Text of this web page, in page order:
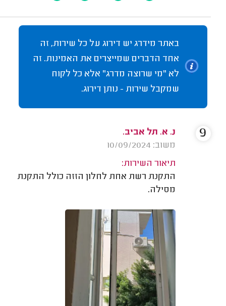
באתר מידרג יש דירוג על כל שירות, זה
אחד הדברים שמייצרים את האמינות. זה
לא "מי שרוצה מדרג" אלא כל לקוח
שמקבל שירות - נותן דירוג.
נ. א. תל אביב.
משוב: 10/09/2024
תיאור השירות:
התקנת רשת אחת לחלון הזזה כולל התקנת
מסילה.
9